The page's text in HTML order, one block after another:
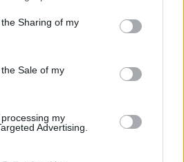
Sharing of my
Sale of my
my
Advertising.
και με διαφάνεια. «Ήδη τα
έλεγχοι της
αλκοτέστ μαζί με τις
έχουν τεθεί σε εφαρμογή,
αποτελέσματα
και κατά το πρώτο